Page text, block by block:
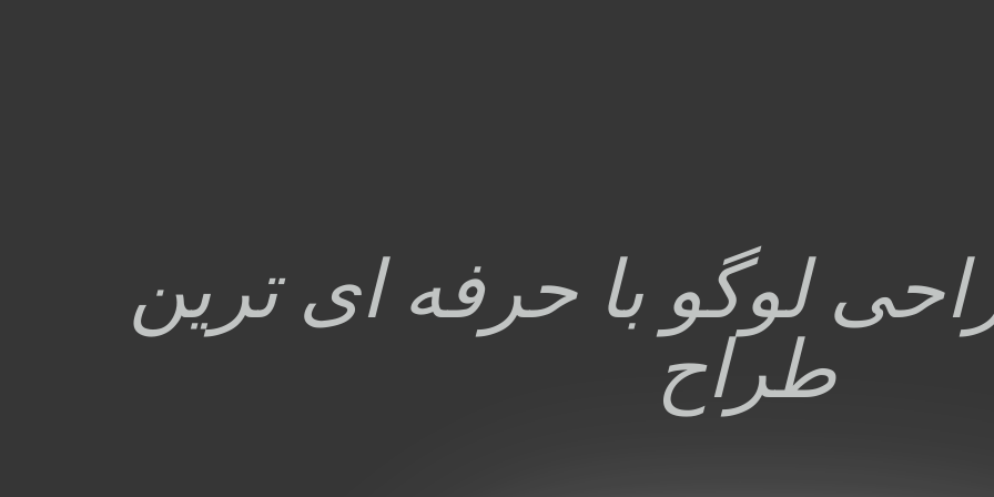
لوگو با حرفه ای ترین
طراح